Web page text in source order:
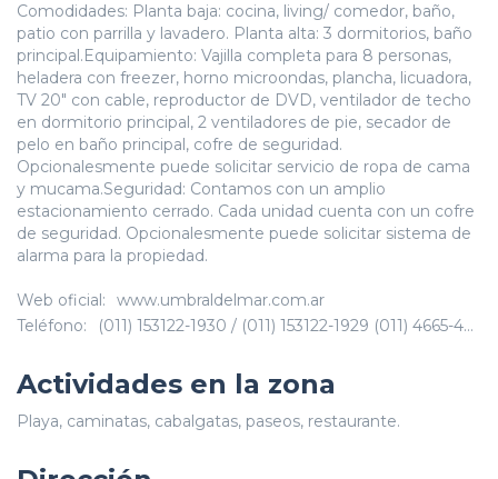
Comodidades: Planta baja: cocina, living/ comedor, baño,
patio con parrilla y lavadero. Planta alta: 3 dormitorios, baño
principal.Equipamiento: Vajilla completa para 8 personas,
heladera con freezer, horno microondas, plancha, licuadora,
TV 20" con cable, reproductor de DVD, ventilador de techo
en dormitorio principal, 2 ventiladores de pie, secador de
pelo en baño principal, cofre de seguridad.
Opcionalesmente puede solicitar servicio de ropa de cama
y mucama.Seguridad: Contamos con un amplio
estacionamiento cerrado. Cada unidad cuenta con un cofre
de seguridad. Opcionalesmente puede solicitar sistema de
alarma para la propiedad.
Web oficial:
www.umbraldelmar.com.ar
Teléfono:
(011) 153122-1930 / (011) 153122-1929 (011) 4665-4072
Actividades en la zona
Playa, caminatas, cabalgatas, paseos, restaurante.